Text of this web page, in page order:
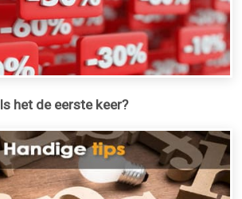
Is het de eerste keer?